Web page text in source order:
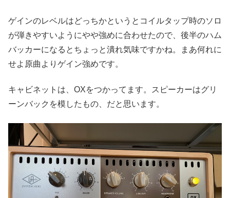
ゲインのレベルはどっちかというとコイルタップ時のソロ
が弾きやすいようにやや強めに合わせたので、後半のハム
バッカーになるとちょっと潰れ気味ですかね。まあ何れに
せよ原曲よりゲイン強めです。
キャビネットは、OXをつかってます。スピーカーはグリ
ーンバックを模したもの、だと思います。